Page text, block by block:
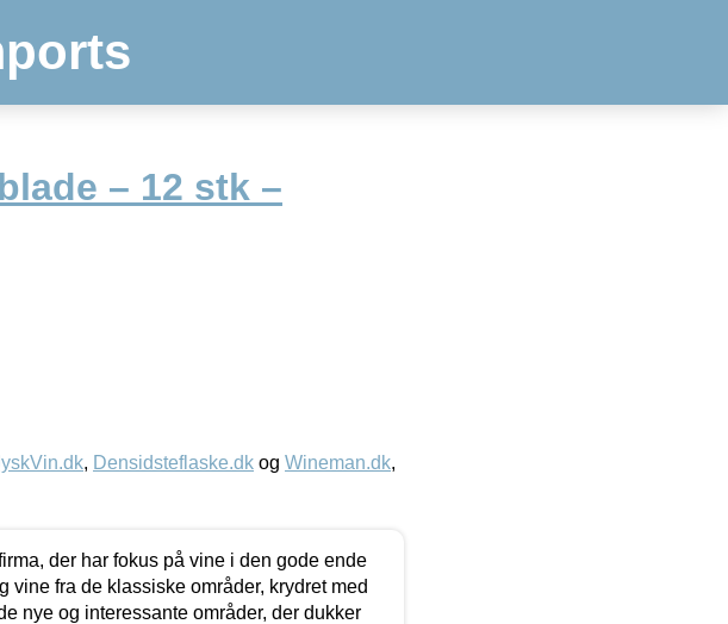
– 12 stk –
, Densidsteflaske.dk og Wineman.dk,
der har fokus på vine i den gode ende
vine fra de klassiske områder, krydret med
nye og interessante områder, der dukker